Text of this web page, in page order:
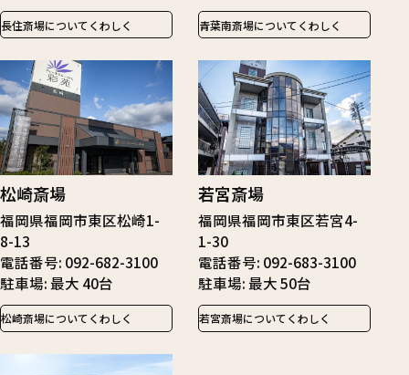
長住斎場についてくわしく 青葉南斎場についてくわしく
松崎斎場
福岡県福岡市東区松崎1-
8-13
電話番号 092-682-3100
駐車場 最大 40台
松崎斎場についてくわしく
若宮斎場
福岡県福岡市東区若宮4-
1-30
電話番号 092-683-3100
駐車場 最大 50台
若宮斎場についてくわしく